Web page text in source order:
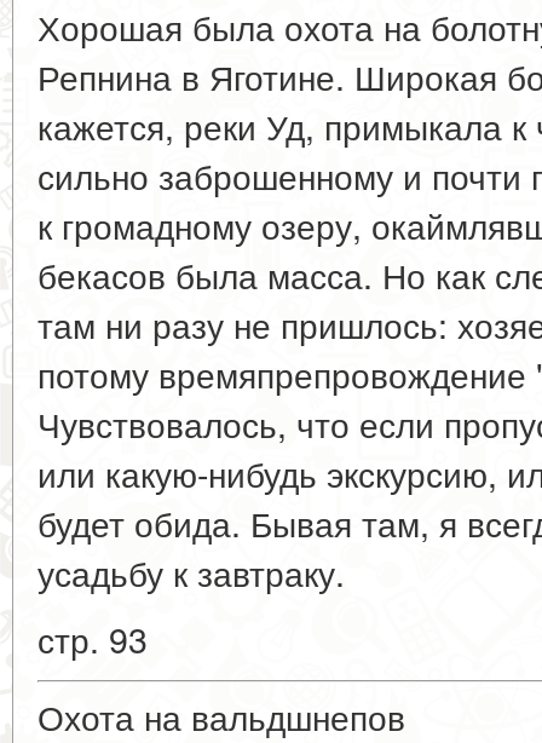
Хорошая была охота на
Репнина в Яготине. Широкая
кажется, реки Уд, примыкала к
сильно заброшенному и почти
к громадному озеру,
бекасов была масса. Но как
там ни разу не пришлось:
потому
Чувствовалось, что если
или какую-нибудь экскурсию,
будет обида. Бывая там, я
усадьбу к завтраку.
стр. 93
Охота на вальдшнепов